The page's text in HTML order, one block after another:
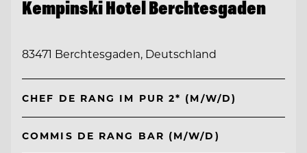
Kempinski Hotel Berchtesgaden
83471 Berchtesgaden, Deutschland
CHEF DE RANG IM PUR 2* (M/W/D)
COMMIS DE RANG BAR (M/W/D)